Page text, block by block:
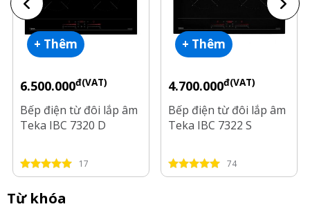
+ Thêm
6.500.000đ(VAT)
Bếp điện từ đôi lắp âm
Teka IBC 7320 D
17
+ Thêm
4.700.000đ(VAT)
Bếp điện từ đôi lắp âm
Teka IBC 7322 S
74
Từ khóa